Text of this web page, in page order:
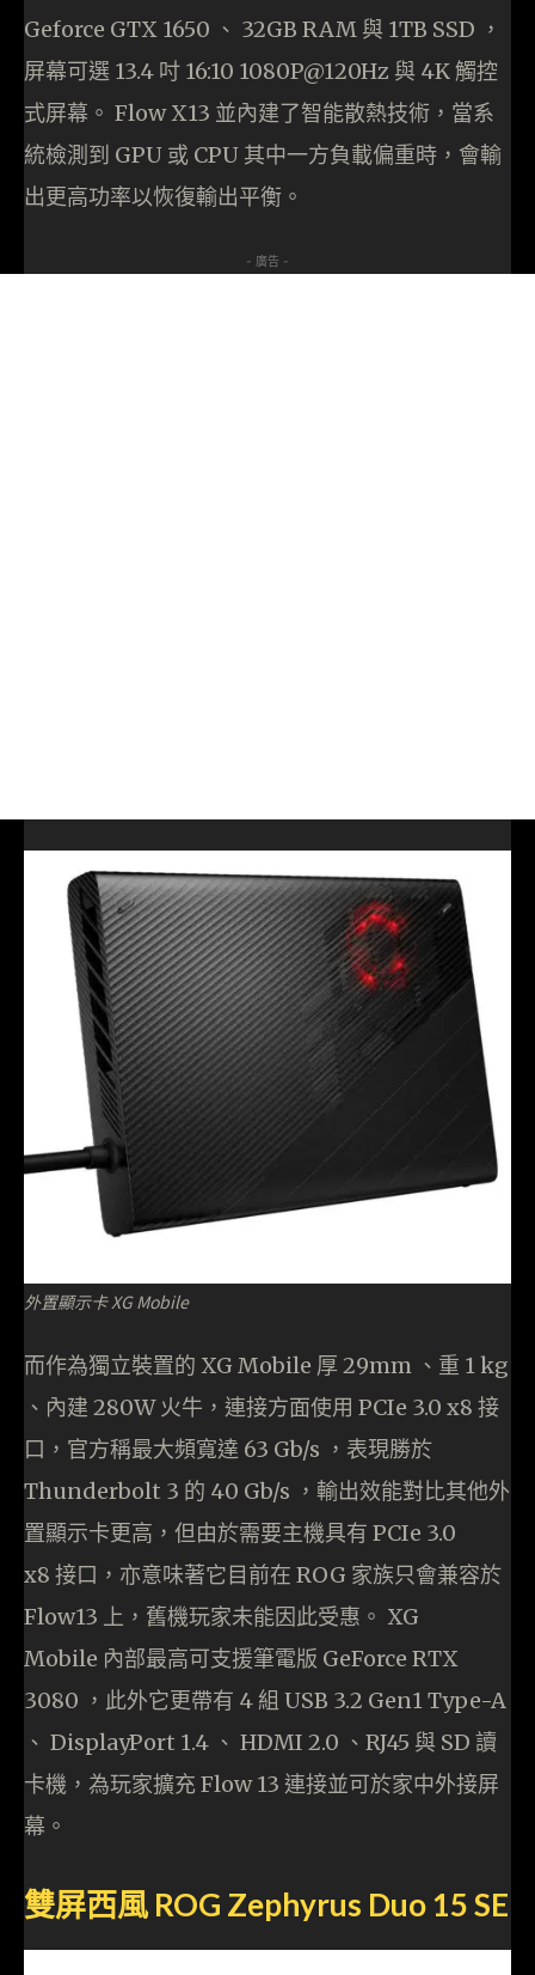
Geforce GTX 1650 、 32GB RAM 與 1TB SSD ，
屏幕可選 13.4 吋 16:10 1080P@120Hz 與 4K 觸控
式屏幕。 Flow X13 並內建了智能散熱技術，當系
統檢測到 GPU 或 CPU 其中一方負載偏重時，會輸
出更高功率以恢復輸出平衡。
- 廣告 -
外置顯示卡 XG Mobile
而作為獨立裝置的 XG Mobile 厚 29mm 、重 1 kg
、內建 280W 火牛，連接方面使用 PCIe 3.0 x8 接
口，官方稱最大頻寬達 63 Gb/s ，表現勝於
Thunderbolt 3 的 40 Gb/s ，輸出效能對比其他外
置顯示卡更高，但由於需要主機具有 PCIe 3.0
x8 接口，亦意味著它目前在 ROG 家族只會兼容於
Flow13 上，舊機玩家未能因此受惠。 XG
Mobile 內部最高可支援筆電版 GeForce RTX
3080 ，此外它更帶有 4 組 USB 3.2 Gen1 Type-A
、 DisplayPort 1.4 、 HDMI 2.0 、RJ45 與 SD 讀
卡機，為玩家擴充 Flow 13 連接並可於家中外接屏
幕。
雙屏西風 ROG Zephyrus Duo 15 SE